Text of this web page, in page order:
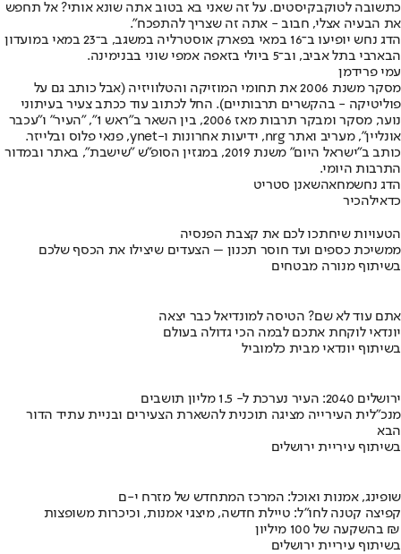
כתשובה לטוקבקיסטים. על זה שאני בא בטוב אתה שונא אותי? אל תחפש
את הבעיה אצלי, חבוב - אתה זה שצריך להתפכח".
הדג נחש יופיעו ב־16 במאי בפארק אוסטרליה במשגב, ב־23 במאי במועדון
הבארבי בתל אביב, וב־5 ביולי בזאפה אמפי שוני בבנימינה.
עמי פרידמן
מסקר משנת 2006 את תחומי המוזיקה והטלוויזיה (אבל כותב גם על
פוליטיקה - בהקשרים תרבותיים). החל לכתוב עוד ככתב צעיר בעיתוני
נוער, מסקר ומבקר תרבות מאז 2006, בין השאר ב"ראש 1", "העיר" ו"עכבר
אונליין", מעריב ואתר nrg, ידיעות אחרונות ו-ynet, פנאי פלוס ובלייזר.
כותב ב"ישראל היום" משנת 2019, במגזין הסופ"ש "שישבת", באתר ובמדור
התרבות היומי.
הדג נחשמחאהשאנן סטריט
כדאילהכיר
הטעויות שיחתכו לכם את קצבת הפנסיה
ממשיכת כספים ועד חוסר תכנון – הצעדים שיצילו את הכסף שלכם
בשיתוף מנורה מבטחים
אתם עוד לא שם? הטיסה למונדיאל כבר יצאה
יונדאי לוקחת אתכם לבמה הכי גדולה בעולם
בשיתוף יונדאי מבית כלמוביל
ירושלים 2040: העיר נערכת ל- 1.5 מליון תושבים
מנכ"לית העירייה מציגה תוכנית להשארת הצעירים ובניית עתיד הדור
הבא
בשיתוף עיריית ירושלים
שופינג, אמנות ואוכל: המרכז המתחדש של מזרח י-ם
קפיצה קטנה לחו"ל: טיילת חדשה, מיצגי אמנות, וכיכרות משופצות
בהשקעה של 100 מיליון ₪
בשיתוף עיריית ירושלים